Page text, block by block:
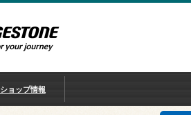
ショップ情報